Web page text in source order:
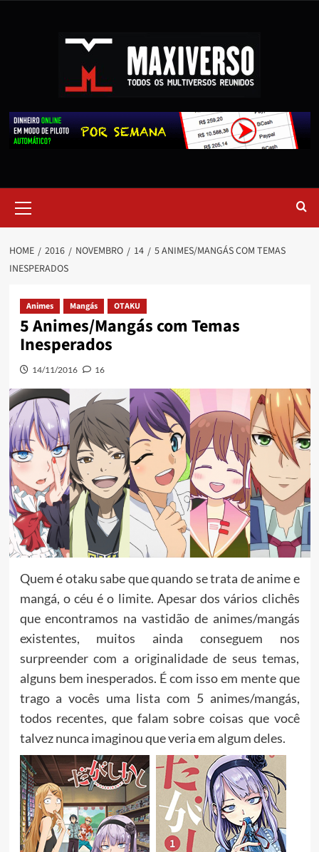
HOME 2016 NOVEMBRO 14
5 ANIMES/MANGÁS COM TEMAS
INESPERADOS
Animes Mangás OTAKU
5 Animes/Mangás com Temas
Inesperados
14/11/2016 16
Quem é otaku sabe que quando se trata de anime e
mangá, o céu é o limite. Apesar dos vários clichês
que encontramos na vastidão de animes/mangás
existentes, muitos ainda conseguem nos
surpreender com a originalidade de seus temas,
alguns bem inesperados. É com isso em mente que
trago a vocês uma lista com 5 animes/mangás,
todos recentes, que falam sobre coisas que você
talvez nunca imaginou que veria em algum deles.